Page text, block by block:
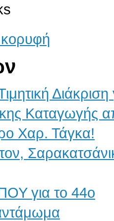
τον,